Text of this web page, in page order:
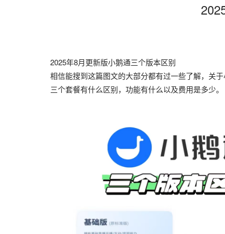
2025年8月更新版小鹅通三个版本区别
相信能搜到这篇图文的大部分都有过一些了解，关
三个套餐有什么区别，功能有什么以及费用是多少。